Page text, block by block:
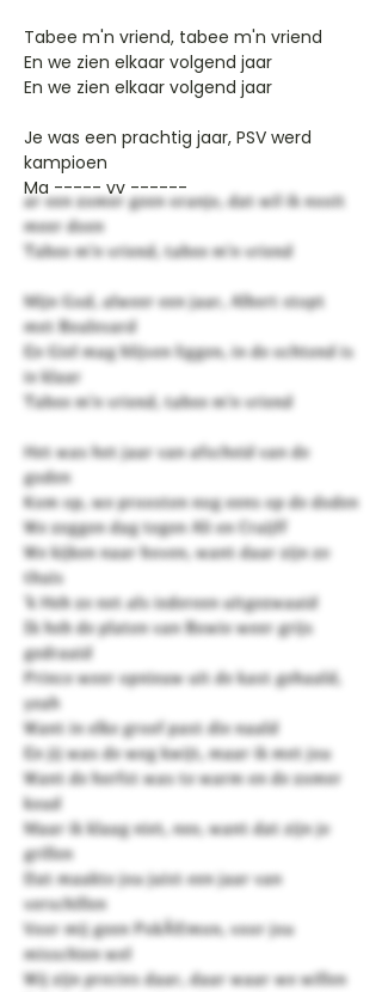
Tabee m'n vriend, tabee m'n vriend
En we zien elkaar volgend jaar
En we zien elkaar volgend jaar
Je was een prachtig jaar, PSV werd
kampioen
Ma ----- vv ------
ar een zomer geen oranje, dat wil ik nooit
meer doen
Tabee m'n vriend, tabee m'n vriend
Mijn God, alweer een jaar, Albert stopt
met Boulevard
En Giel mag blijven liggen, in de ochtend is
ie klaar
Tabee m'n vriend, tabee m'n vriend
Het was het jaar van afscheid van de
goden
Kom op, we proosten nog eens op de doden
We zeggen dag tegen Ali en Cruijff
We kijken naar boven, want daar zijn ze
thuis
'k Heb ze net als iedereen uitgezwaaid
Ik heb de platen van Bowie weer grijs
gedraaid
Prince weer opnieuw uit de kast gehaald,
yeah
Want in elke groef past die naald
En jij was de weg kwijt, maar ik met jou
Want de herfst was te warm en de zomer
koud
Maar ik klaag niet, nee, want dat zijn je
grillen
Dat maakte jou juist een jaar van
verschillen
Voor mij geen PokÃ©mon, voor jou
misschien wel
Wij zijn precies daar, daar waar we willen